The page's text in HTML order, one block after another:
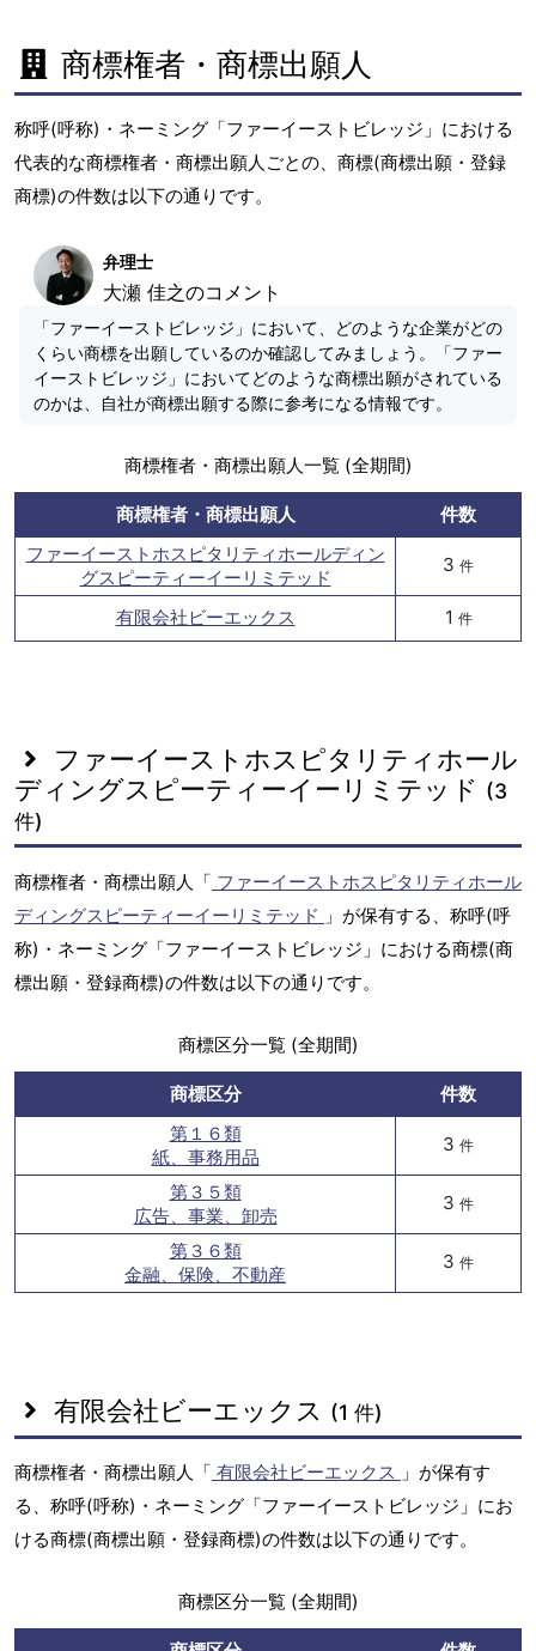
商標権者・商標出願人
称呼(呼称)・ネーミング「ファーイーストビレッジ」における
代表的な商標権者・商標出願人ごとの、商標(商標出願・登録
商標)の件数は以下の通りです。
弁理士
大瀬 佳之のコメント
「ファーイーストビレッジ」において、どのような企業がどの
くらい商標を出願しているのか確認してみましょう。「ファー
イーストビレッジ」においてどのような商標出願がされている
のかは、自社が商標出願する際に参考になる情報です。
商標権者・商標出願人一覧 (全期間)
商標権者・商標出願人
件数
ファーイーストホスピタリティホールディン
グスピーティーイーリミテッド
3 件
有限会社ビーエックス 1 件
ファーイーストホスピタリティホール
ディングスピーティーイーリミテッド (3
件)
商標権者・商標出願人「 ファーイーストホスピタリティホール
ディングスピーティーイーリミテッド 」が保有する、称呼(呼
称)・ネーミング「ファーイーストビレッジ」における商標(商
標出願・登録商標)の件数は以下の通りです。
商標区分一覧 (全期間)
商標区分
件数
第１６類
紙、事務用品
3 件
第３５類
広告、事業、卸売
3 件
第３６類
金融、保険、不動産
3 件
有限会社ビーエックス (1 件)
商標権者・商標出願人「 有限会社ビーエックス 」が保有す
る、称呼(呼称)・ネーミング「ファーイーストビレッジ」にお
ける商標(商標出願・登録商標)の件数は以下の通りです。
商標区分一覧 (全期間)